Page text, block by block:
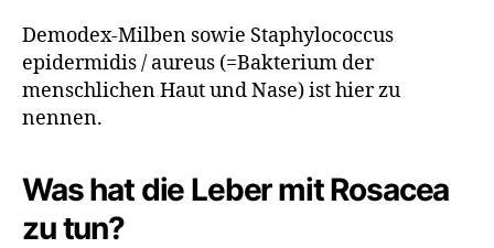
Demodex-Milben sowie Staphylococcus
epidermidis / aureus (=Bakterium der
menschlichen Haut und Nase) ist hier zu
nennen.
Was hat die Leber mit Rosacea
zu tun?